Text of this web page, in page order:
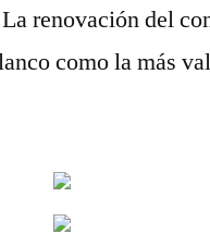
renovación del
como la más